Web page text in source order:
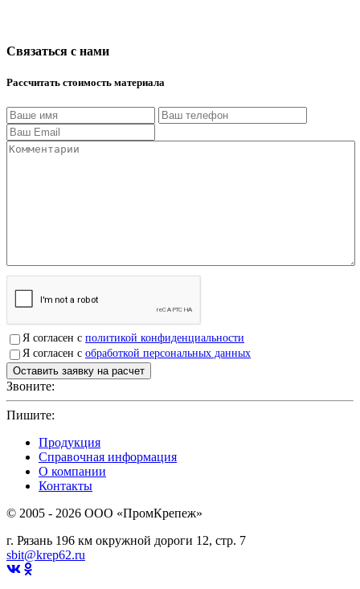
Связаться с нами
Рассчитать стоимость материала
Я согласен с политикой конфиденциальности
Я согласен с обработкой персональных данных
Звоните:
Пишите:
Продукция
Справочная информация
О компании
Контакты
© 2005 - 2026 OOO «ПромКрепеж»
г. Рязань 196 км окружной дороги 12, стр. 7
sbit@krep62.ru